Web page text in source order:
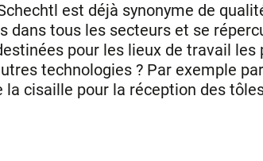
est déjà synonyme de
tous les secteurs et se
pour les lieux de travail les
technologies ? Par exemple
cisaille pour la réception des